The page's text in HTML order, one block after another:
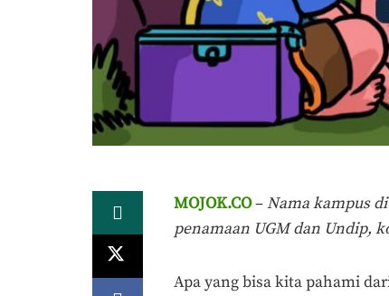
MOJOK.CO–Nama kampus
penamaan UGM dan Undip,
Apa yang bisa kita pahami